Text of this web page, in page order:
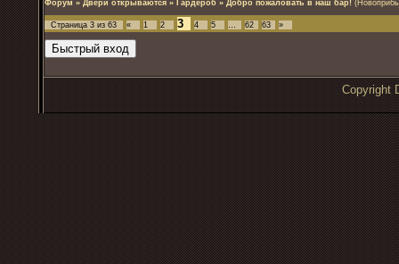
Форум » Двери открываются » Гардероб » Добро пожаловать в наш бар!
Страница 3 из 63 « 1 2 3 4 5 … 62 63 »
Copyright